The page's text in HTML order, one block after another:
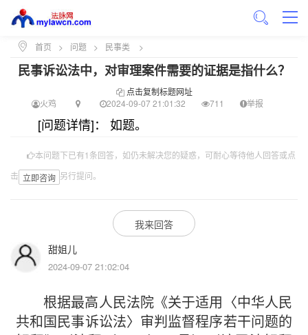
首页 > 问题 > 民事类 >
民事诉讼法中，对审理案件需要的证据是指什么？
点击复制标题网址
火鸡
2024-09-07 21:01:32 711 举报
[问题详情]： 如题。
本问题下已有1条回答，如仍未解决您的疑惑，可耐心等待他人回答或点
击 立即咨询 另行提问。
我来回答
甜姐儿
2024-09-07 21:02:04
根据最高人民法院《关于适用〈中华人民
共和国民事诉讼法〉审判监督程序若干问题的